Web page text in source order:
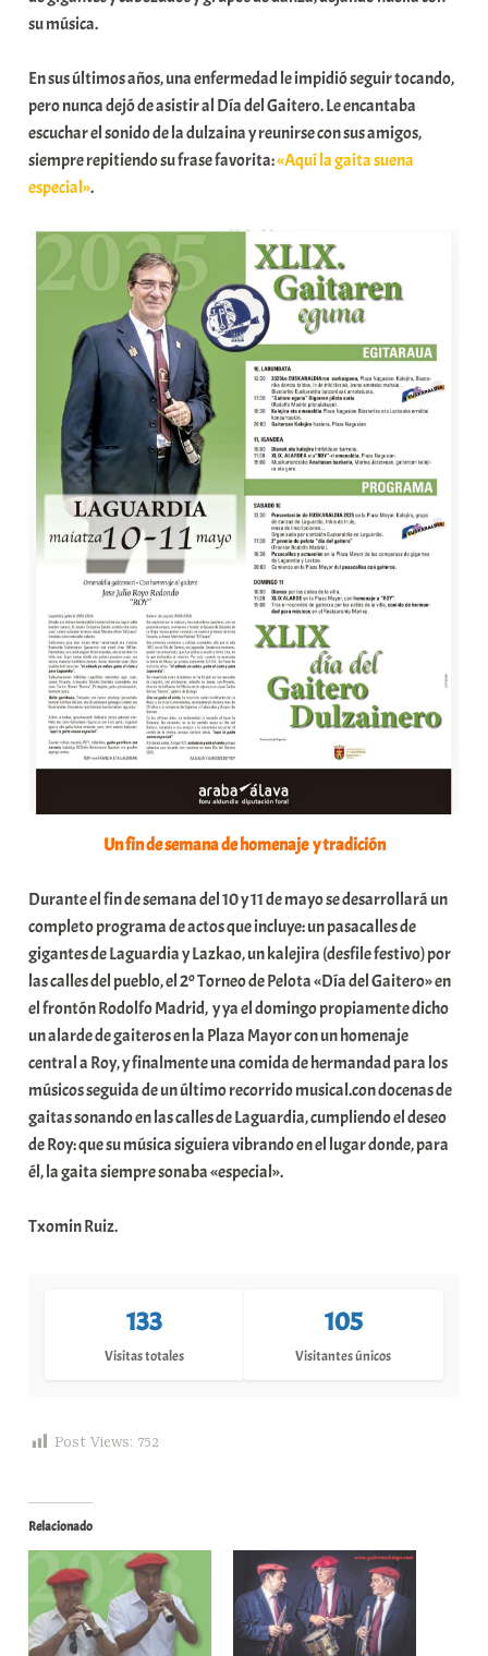
su música.
En sus últimos años, una enfermedad le impidió seguir tocando,
pero nunca dejó de asistir al Día del Gaitero. Le encantaba
escuchar el sonido de la dulzaina y reunirse con sus amigos,
siempre repitiendo su frase favorita:«Aquí la gaita suena
especial».
Un fin de semana de homenaje y tradición
Durante el fin de semana del 10 y 11 de mayo se desarrollará un
completo programa de actos que incluye: un pasacalles de
gigantes de Laguardia y Lazkao, un kalejira (desfile festivo) por
las calles del pueblo, el 2º Torneo de Pelota «Día del Gaitero» en
el frontón Rodolfo Madrid, y ya el domingo propiamente dicho
un alarde de gaiteros en la Plaza Mayor con un homenaje
central a Roy, y finalmente una comida de hermandad para los
músicos seguida de un último recorrido musical.con docenas de
gaitas sonando en las calles de Laguardia, cumpliendo el deseo
de Roy: que su música siguiera vibrando en el lugar donde, para
él, la gaita siempre sonaba «especial».
Txomin Ruiz.
133
Visitas totales
105
Visitantes únicos
Post Views: 752
Relacionado